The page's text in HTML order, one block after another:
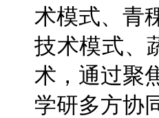
术模式、青
技术模式、
术，通过聚
学研多方协